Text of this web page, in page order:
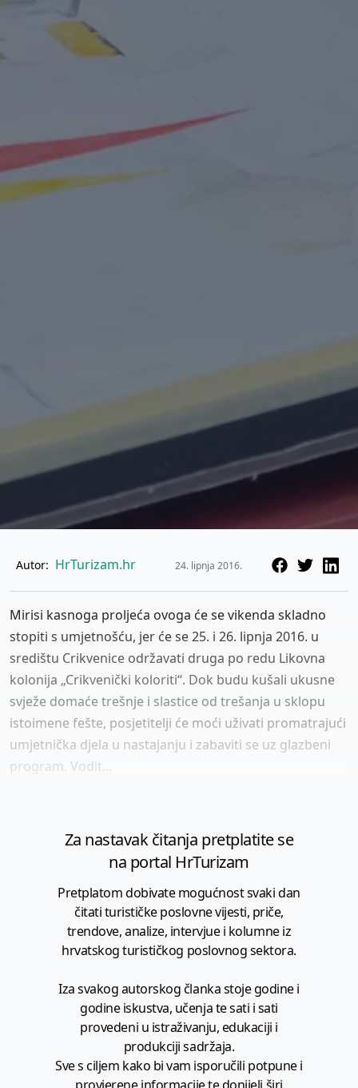
Autor: HrTurizam.hr 24. lipnja 2016.
Mirisi kasnoga proljeća ovoga će se vikenda skladno
stopiti s umjetnošću, jer će se 25. i 26. lipnja 2016. u
središtu Crikvenice održavati druga po redu Likovna
kolonija „Crikvenički koloriti“. Dok budu kušali ukusne
svježe domaće trešnje i slastice od trešanja u sklopu
istoimene fešte, posjetitelji će moći uživati promatrajući
umjetnička djela u nastajanju i zabaviti se uz glazbeni
program. Vodit...
Za nastavak čitanja pretplatite se
na portal HrTurizam
Pretplatom dobivate mogućnost svaki dan
čitati turističke poslovne vijesti, priče,
trendove, analize, intervjue i kolumne iz
hrvatskog turističkog poslovnog sektora.
Iza svakog autorskog članka stoje godine i
godine iskustva, učenja te sati i sati
provedeni u istraživanju, edukaciji i
produkciji sadržaja.
Sve s ciljem kako bi vam isporučili potpune i